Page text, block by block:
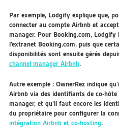
Par exemple, Lodgify explique que,
connecter au compte Airbnb et
manager. Pour Booking.com,
l’extranet Booking.com, puis que
disponibilités sont ensuite gérés
channel manager Airbnb.
Autre exemple : OwnerRez indique
Airbnb via des identifiants de co-
manager, et qu’il faut encore les
du propriétaire pour configurer la
intégration Airbnb et co-hosting.